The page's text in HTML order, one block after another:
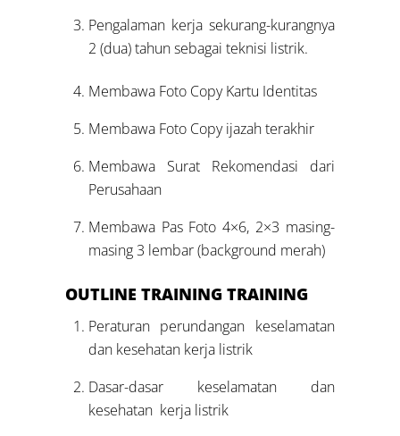
Pengalaman kerja sekurang-kurangnya
2 (dua) tahun sebagai teknisi listrik.
Membawa Foto Copy Kartu Identitas
Membawa Foto Copy ijazah terakhir
Membawa Surat Rekomendasi dari
Perusahaan
Membawa Pas Foto 4×6, 2×3 masing-
masing 3 lembar (background merah)
OUTLINETRAINING TRAINING
Peraturan perundangan keselamatan
dan kesehatan kerja listrik
Dasar-dasar keselamatan dan
kesehatan kerja listrik